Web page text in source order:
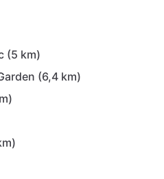
(5 km)
(6,4 km)